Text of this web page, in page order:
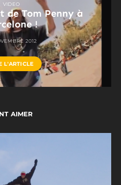
VIDEO
de Tom Penny à
!
2012
L'ARTICLE
AIMER